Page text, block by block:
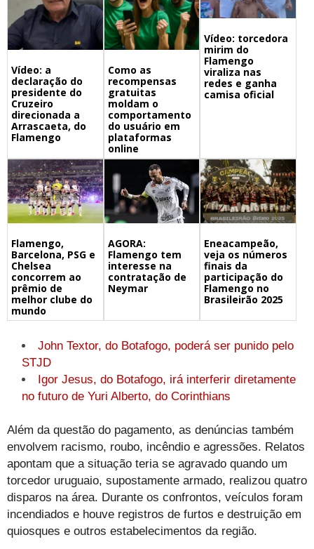
Vídeo: a
declaração do
presidente do
Cruzeiro
direcionada a
Arrascaeta, do
Flamengo
Como as
recompensas
gratuitas
moldam o
comportamento
do usuário em
plataformas
online
Vídeo: torcedora
mirim do
Flamengo
viraliza nas
redes e ganha
camisa oficial
Flamengo,
Barcelona, PSG e
Chelsea
concorrem ao
prêmio de
melhor clube do
mundo
AGORA:
Flamengo tem
interesse na
contratação de
Neymar
Eneacampeão,
veja os números
finais da
participação do
Flamengo no
Brasileirão 2025
John Textor, do Botafogo, poderá ser punido pelo
STJD
Igor Jesus, do Botafogo, irá interferir diretamente
no futuro de Yuri Alberto, do Corinthians
Além da questão do pagamento, as denúncias também
envolvem racismo, roubo, incêndio e agressões. Relatos
apontam que a situação teria se agravado quando um
torcedor uruguaio, supostamente armado, realizou quatro
disparos na área. Durante os confrontos, veículos foram
incendiados e houve registros de furtos e destruição em
quiosques e outros estabelecimentos da região.